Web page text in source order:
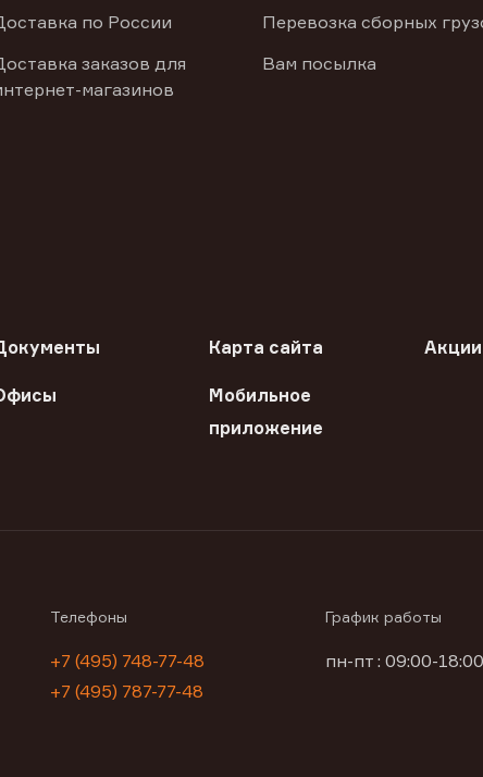
по России
заказов для
магазинов
Перевозка сборных
Вам посылка
Карта сайта Акции
Мобильное
приложение
Телефоны
+7 (495) 748-77-48
+7 (495) 787-77-48
График работы
пн-пт : 09:00-18:00